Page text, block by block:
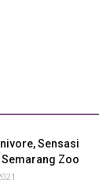
Sensasi
Zoo